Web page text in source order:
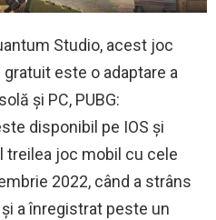
Studio, acest joc
este o adaptare a
și PC, PUBG:
disponibil pe IOS și
treilea joc mobil cu cele
2022, când a strâns
a înregistrat peste un